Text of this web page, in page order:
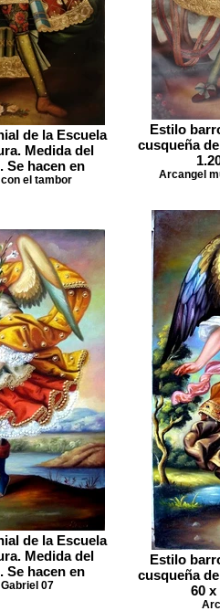
de la Escuela
Medida del
Se hacen en
el tambor
Estilo
cusqueña
Arcangel
de la Escuela
Medida del
Se hacen en
07
Estilo
cusqueña
60 x